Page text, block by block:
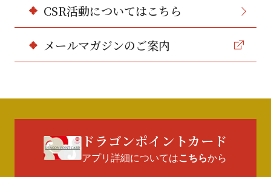
CSR活動についてはこちら
メールマガジンのご案内
ドラゴンポイントカード
アプリ詳細についてはこちらから